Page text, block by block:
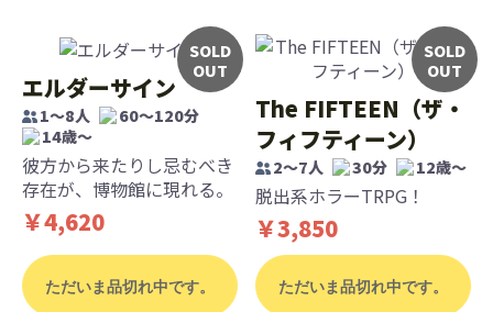
SOLD
OUT
エルダーサイン
1～8人
60～120分
14歳〜
彼方から来たりし忌むべき
存在が、博物館に現れる。
￥4,620
ただいま品切れ中です。
SOLD
OUT
The FIFTEEN（ザ・
フィフティーン）
2～7人 30分 12歳〜
脱出系ホラーTRPG！
￥3,850
ただいま品切れ中です。